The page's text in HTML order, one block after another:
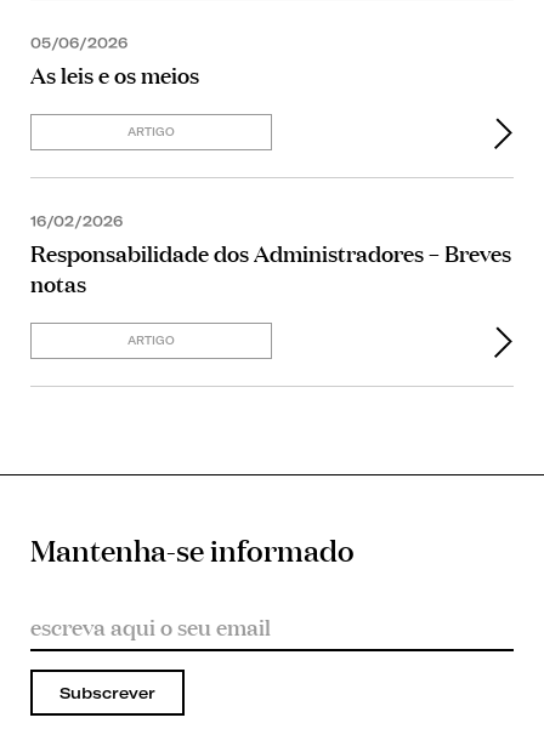
05/06/2026
As leis e os meios
ARTIGO
16/02/2026
Responsabilidade dos Administradores – Breves
notas
ARTIGO
Mantenha-se informado
Subscrever